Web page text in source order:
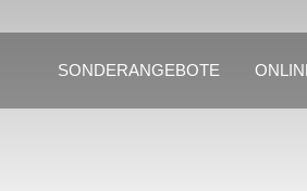
SONDERANGEBOTE